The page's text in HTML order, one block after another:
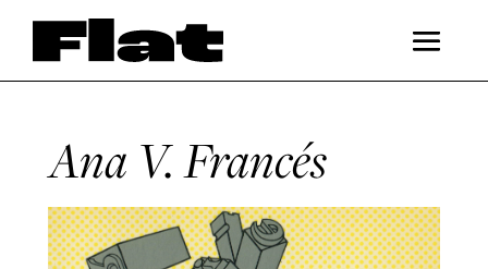
Ana V. Francés